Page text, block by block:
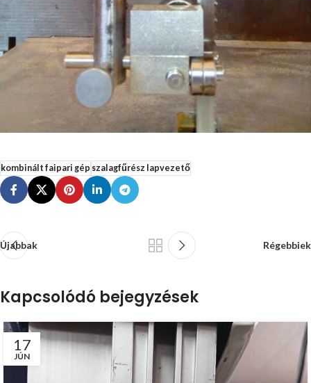
kombinált faipari gép szalagfűrész lapvezető
Újabbak Régebbiek
Kapcsolódó bejegyzések
17
JÚN